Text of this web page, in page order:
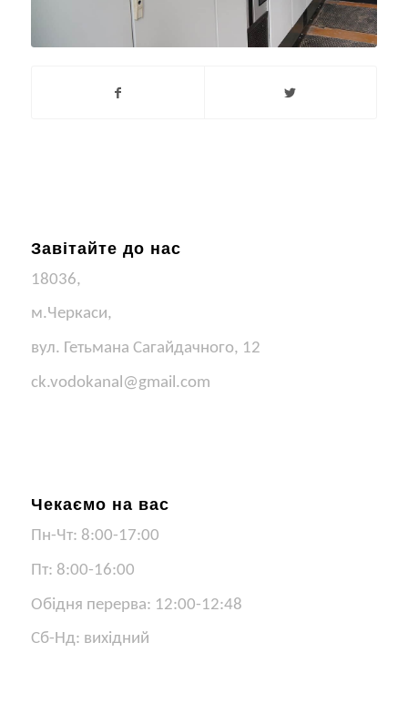
Завітайте до нас
18036,
м.Черкаси,
вул. Гетьмана Сагайдачного, 12
ck.vodokanal@gmail.com
Чекаємо на вас
Пн-Чт: 8:00-17:00
Пт: 8:00-16:00
Обідня перерва: 12:00-12:48
Сб-Нд: вихідний